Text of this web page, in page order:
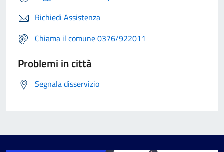
Richiedi Assistenza
Chiama il comune 0376/922011
Problemi in città
Segnala disservizio